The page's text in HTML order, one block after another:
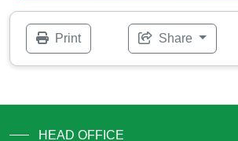
Print Share
HEAD OFFICE